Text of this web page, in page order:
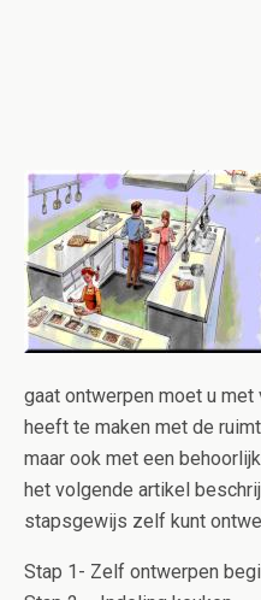
gaat ontwerpen moet u met
heeft te maken met de
maar ook met een
het volgende artikel
stapsgewijs zelf kunt
Stap 1- Zelf ontwerpen